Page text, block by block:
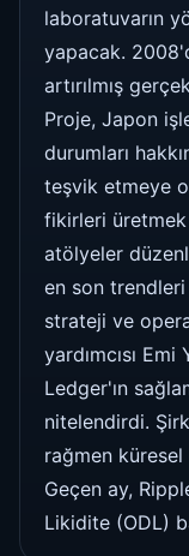
laboratuvarın
yapacak.
artırılmış
Proje, Japon
durumları
teşvik etmeye
fikirleri
atölyeler
en son
strateji ve
yardımcısı
Ledger'ın
nitelendirdi.
rağmen
Geçen ay,
Likidite (ODL)